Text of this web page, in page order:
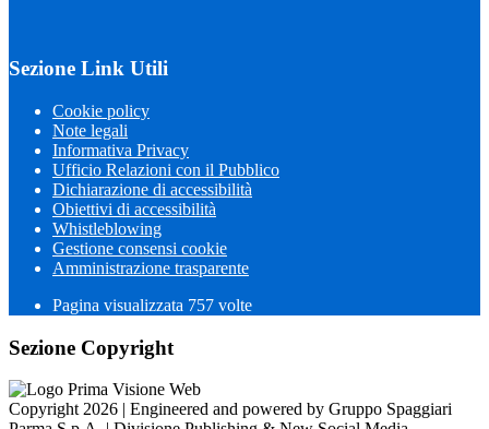
Sezione Link Utili
Cookie policy
Note legali
Informativa Privacy
Ufficio Relazioni con il Pubblico
Dichiarazione di accessibilità
Obiettivi di accessibilità
Whistleblowing
Gestione consensi cookie
Amministrazione trasparente
Pagina visualizzata 757 volte
Sezione Copyright
Copyright 2026 | Engineered and powered by Gruppo Spaggiari